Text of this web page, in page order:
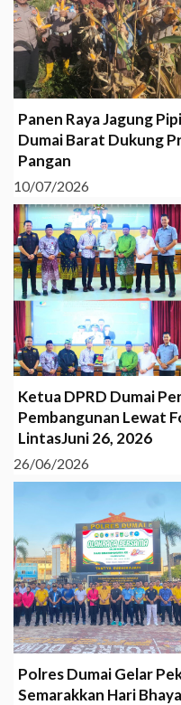
Panen Raya Jagung
Dumai Barat Dukung
Pangan
10/07/2026
Ketua DPRD Dumai
Pembangunan Lewat
LintasJuni 26, 2026
26/06/2026
Polres Dumai Gelar
Semarakkan Hari